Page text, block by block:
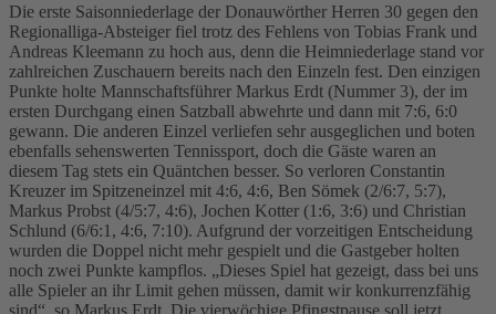
Die erste Saisonniederlage der Donauwörther Herren 30 gegen den
Regionalliga-Absteiger fiel trotz des Fehlens von Tobias Frank und
Andreas Kleemann zu hoch aus, denn die Heimniederlage stand vor
zahlreichen Zuschauern bereits nach den Einzeln fest. Den einzigen
Punkte holte Mannschaftsführer Markus Erdt (Nummer 3), der im
ersten Durchgang einen Satzball abwehrte und dann mit 7:6, 6:0
gewann. Die anderen Einzel verliefen sehr ausgeglichen und boten
ebenfalls sehenswerten Tennissport, doch die Gäste waren an
diesem Tag stets ein Quäntchen besser. So verloren Constantin
Kreuzer im Spitzeneinzel mit 4:6, 4:6, Ben Sömek (2/6:7, 5:7),
Markus Probst (4/5:7, 4:6), Jochen Kotter (1:6, 3:6) und Christian
Schlund (6/6:1, 4:6, 7:10). Aufgrund der vorzeitigen Entscheidung
wurden die Doppel nicht mehr gespielt und die Gastgeber holten
noch zwei Punkte kampflos. „Dieses Spiel hat gezeigt, dass bei uns
alle Spieler an ihr Limit gehen müssen, damit wir konkurrenzfähig
sind“, so Markus Erdt. Die vierwöchige Pfingstpause soll jetzt